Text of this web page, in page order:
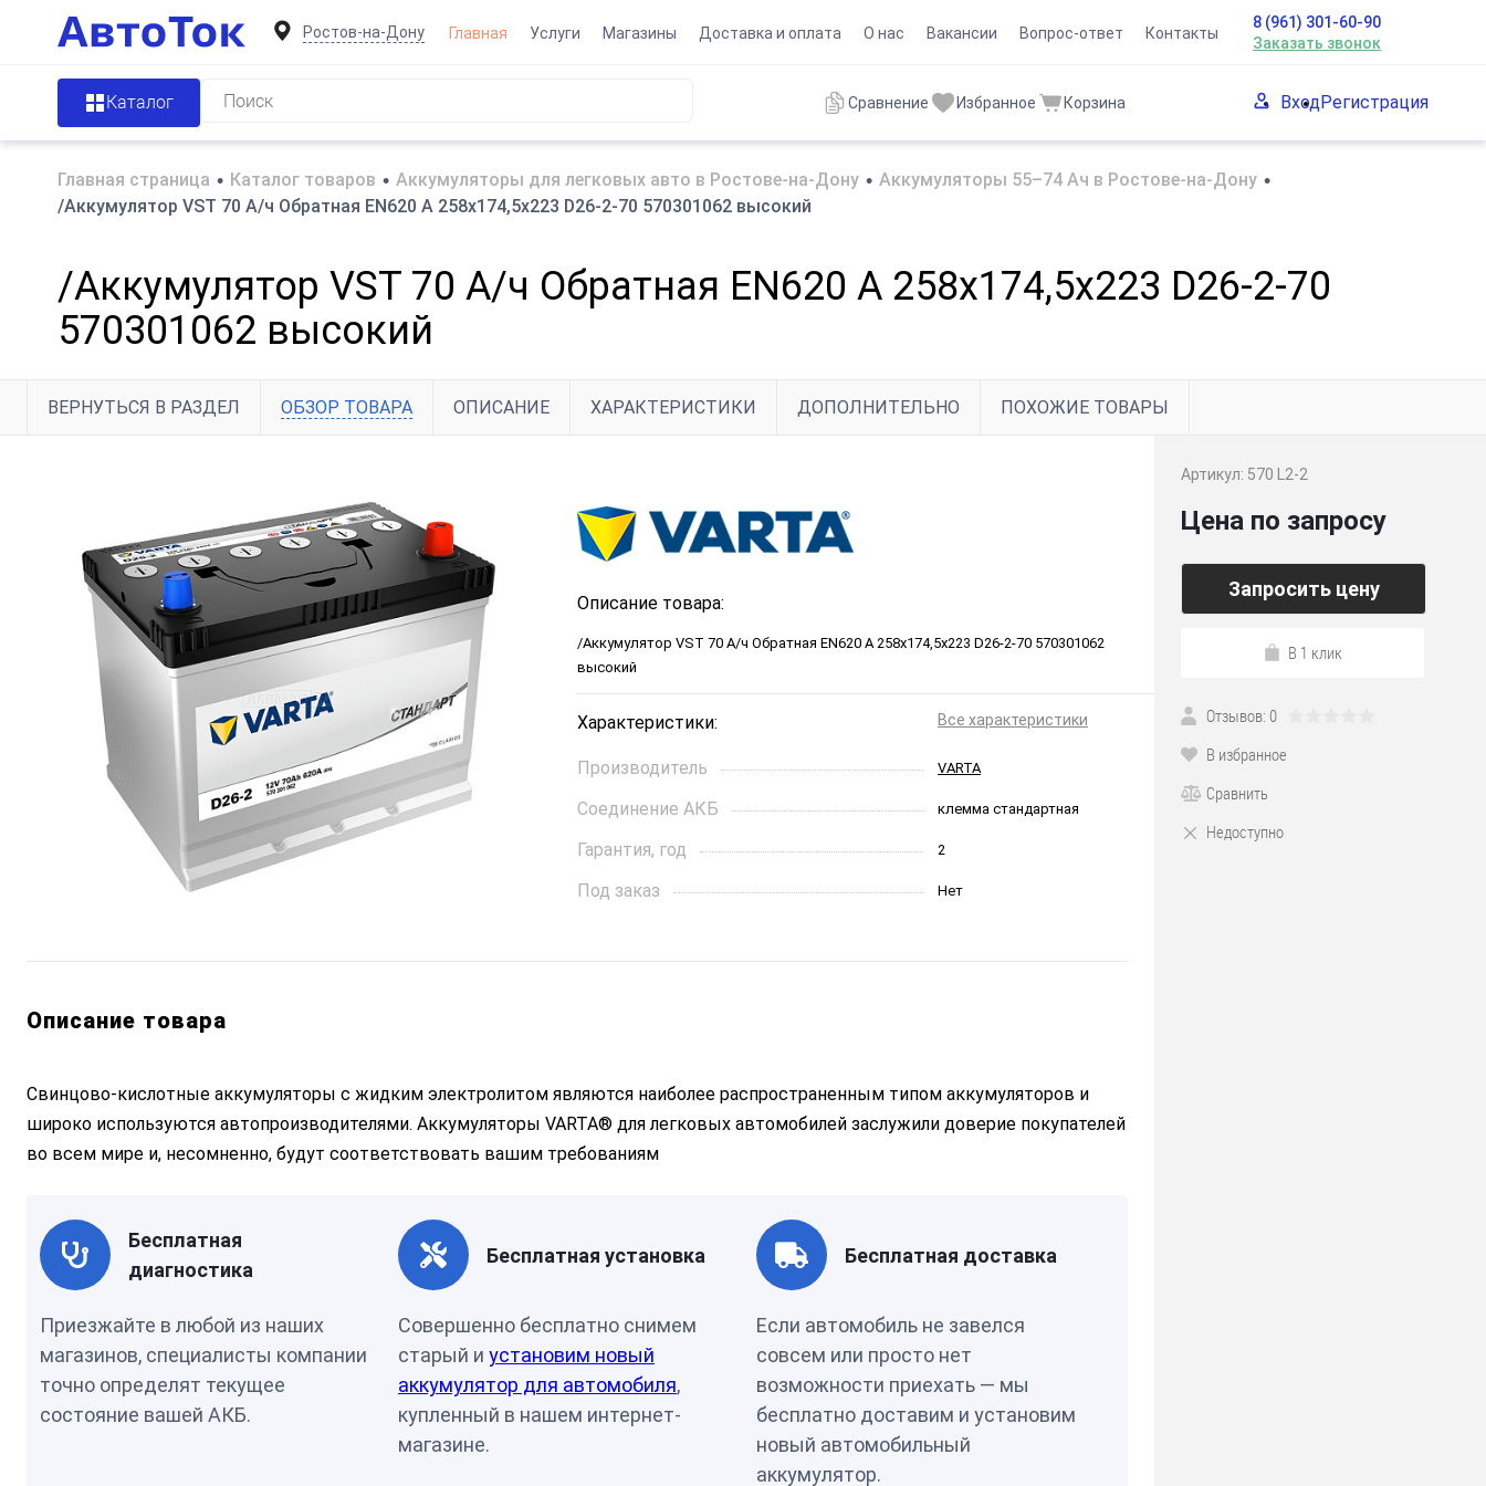
Ростов-на-Дону Главная Услуги Магазины Доставка и оплата О нас Вакансии Вопрос-ответ Контакты
8 (961) 301-60-90
Заказать звонок
Каталог Сравнение Избранное Корзина ВходРегистрация
Главная страница • Каталог товаров • Аккумуляторы для легковых авто в Ростове-на-Дону • Аккумуляторы 55–74 Ач в Ростове-на-Дону •
/Аккумулятор VST 70 А/ч Обратная EN620 А 258x174,5x223 D26-2-70 570301062 высокий
/Аккумулятор VST 70 А/ч Обратная EN620 А 258x174,5x223 D26-2-70
570301062 высокий
ВЕРНУТЬСЯ В РАЗДЕЛ ОБЗОР ТОВАРА ОПИСАНИЕ ХАРАКТЕРИСТИКИ ДОПОЛНИТЕЛЬНО ПОХОЖИЕ ТОВАРЫ
Описание товара:
/Аккумулятор VST 70 А/ч Обратная EN620 А 258x174,5x223 D26-2-70 570301062
высокий
Характеристики: Все характеристики
Производитель VARTA
Соединение АКБ клемма стандартная
Гарантия, год 2
Под заказ Нет
Описание товара
Cвинцово-кислотные аккумуляторы с жидким электролитом являются наиболее распространенным типом аккумуляторов и
широко используются автопроизводителями. Аккумуляторы VARTA® для легковых автомобилей заслужили доверие покупателей
во всем мире и, несомненно, будут соответствовать вашим требованиям
Бесплатная
диагностика
Приезжайте в любой из наших
магазинов, специалисты компании
точно определят текущее
состояние вашей АКБ.
Бесплатная установка
Совершенно бесплатно снимем
старый и установим новый
аккумулятор для автомобиля,
купленный в нашем интернет-
магазине.
Бесплатная доставка
Если автомобиль не завелся
совсем или просто нет
возможности приехать — мы
бесплатно доставим и установим
новый автомобильный
аккумулятор.
Артикул: 570 L2-2
Цена по запросу
Запросить цену
В 1 клик
Отзывов: 0
В избранное
Сравнить
Недоступно